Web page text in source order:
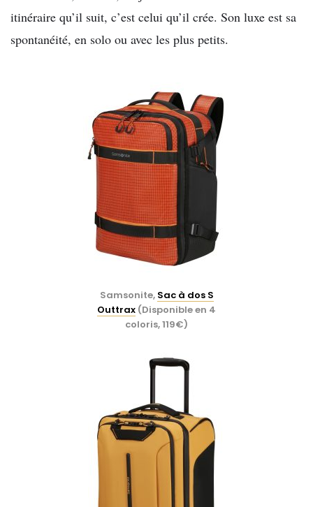
itinéraire qu’il suit, c’est celui qu’il crée. Son luxe est sa
spontanéité, en solo ou avec les plus petits.
Samsonite, Sac à dos S
Outtrax (Disponible en 4
coloris, 119€)